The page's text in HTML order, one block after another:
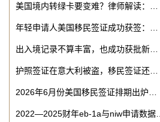
美国境内转绿卡要变难？律师解读：…
年轻申请人美国移民签证成功获签：…
出入境记录不算丰富，也成功获批新…
护照签证在意大利被盗，移民签证还…
2026年6月份美国移民签证排期出炉…
2022—2025财年eb-1a与niw申请数据…